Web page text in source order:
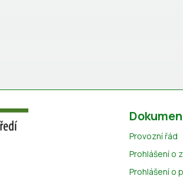
Provozní řád
Prohlášení o
Prohlášení o